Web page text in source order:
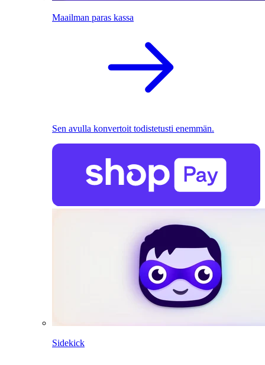
Maailman paras kassa
Sen avulla konvertoit todistetusti enemmän.
Sidekick